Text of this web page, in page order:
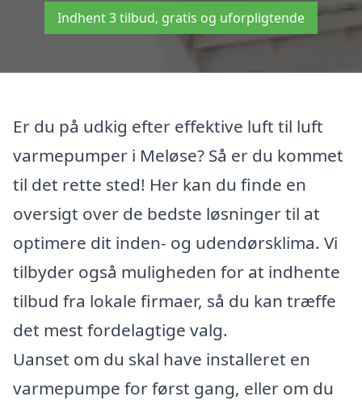
Indhent 3 tilbud, gratis og uforpligtende
Er du på udkig efter effektive luft til luft
varmepumper i Meløse? Så er du kommet
til det rette sted! Her kan du finde en
oversigt over de bedste løsninger til at
optimere dit inden- og udendørsklima. Vi
tilbyder også muligheden for at indhente
tilbud fra lokale firmaer, så du kan træffe
det mest fordelagtige valg.
Uanset om du skal have installeret en
varmepumpe for først gang, eller om du